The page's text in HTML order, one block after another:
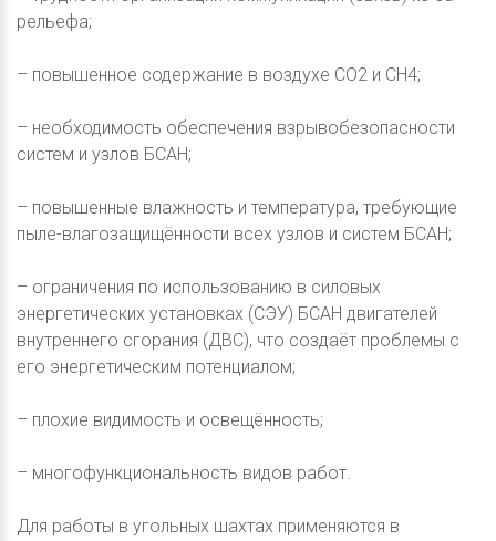
рельефа;
– повышенное содержание в воздухе СО2 и СH4;
– необходимость обеспечения взрывобезопасности
систем и узлов БСАН;
– повышенные влажность и температура, требующие
пыле-влагозащищённости всех узлов и систем БСАН;
– ограничения по использованию в силовых
энергетических установках (СЭУ) БСАН двигателей
внутреннего сгорания (ДВС), что создаёт проблемы с
его энергетическим потенциалом;
– плохие видимость и освещённость;
– многофункциональность видов работ.
Для работы в угольных шахтах применяются в